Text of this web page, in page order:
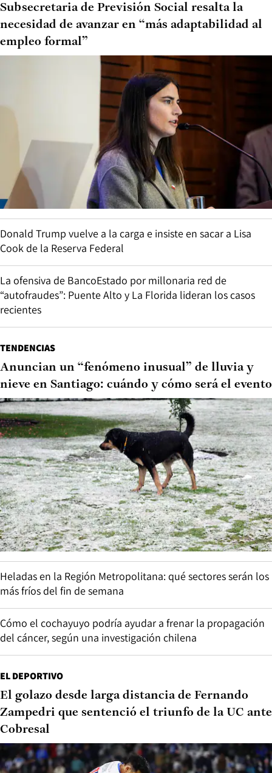
Subsecretaria de Previsión Social resalta la
necesidad de avanzar en “más adaptabilidad al
empleo formal”
Donald Trump vuelve a la carga e insiste en sacar a Lisa
Cook de la Reserva Federal
La ofensiva de BancoEstado por millonaria red de
“autofraudes”: Puente Alto y La Florida lideran los casos
recientes
TENDENCIAS
Anuncian un “fenómeno inusual” de lluvia y
nieve en Santiago: cuándo y cómo será el evento
Heladas en la Región Metropolitana: qué sectores serán los
más fríos del fin de semana
Cómo el cochayuyo podría ayudar a frenar la propagación
del cáncer, según una investigación chilena
EL DEPORTIVO
El golazo desde larga distancia de Fernando
Zampedri que sentenció el triunfo de la UC ante
Cobresal